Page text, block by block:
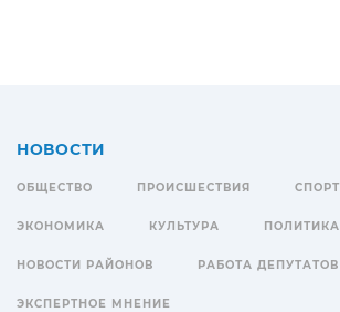
НОВОСТИ
ОБЩЕСТВО ПРОИСШЕСТВИЯ СПОРТ
ЭКОНОМИКА КУЛЬТУРА ПОЛИТИКА
НОВОСТИ РАЙОНОВ РАБОТА ДЕПУТАТОВ
ЭКСПЕРТНОЕ МНЕНИЕ